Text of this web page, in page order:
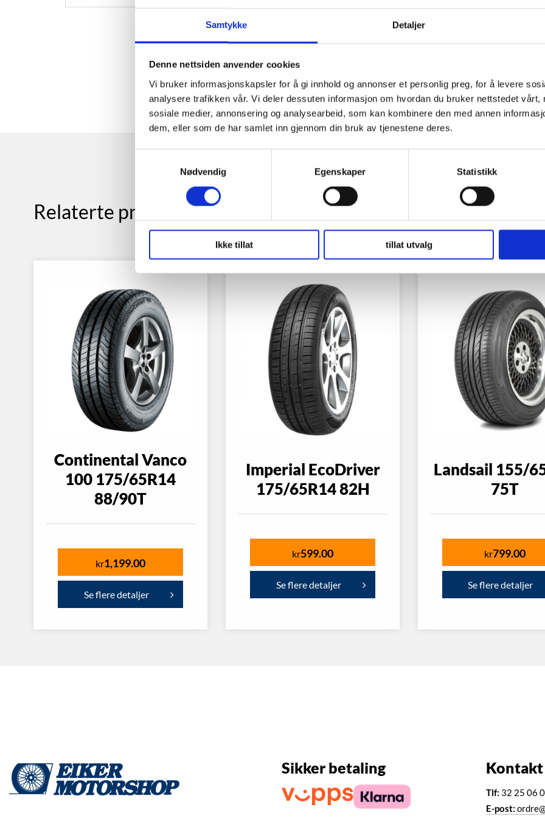
Samtykke Detaljer
Denne nettsiden anvender cookies
Vi bruker informasjonskapsler for å gi innhold og annonser et personlig preg, for å levere
analysere trafikken vår. Vi deler dessuten informasjon om hvordan du bruker nettstedet vårt,
sosiale medier, annonsering og analysearbeid, som kan kombinere den med annen
dem, eller som de har samlet inn gjennom din bruk av tjenestene deres.
Nødvendig
Egenskaper Statistikk
Ikke tillat tillat utvalg
Relaterte produkter
Continental Vanco
100 175/65R14
88/90T
kr1,199.00
Se flere detaljer
Imperial EcoDriver
175/65R14 82H
kr599.00
Se flere detaljer
Landsail 155/
75T
kr799.00
Se flere detaljer
Sikker betaling Kontakt
Tlf: 32 25 06
E-post: